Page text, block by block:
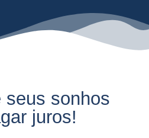
seus sonhos
juros!